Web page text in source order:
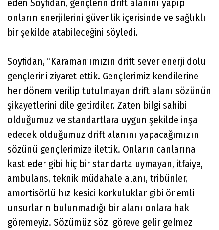
eden Soyfidan, gençlerin drift alanını yapıp
onların enerjilerini güvenlik içerisinde ve sağlıklı
bir şekilde atabileceğini söyledi.
Soyfidan, “Karaman’ımızın drift sever enerji dolu
gençlerini ziyaret ettik. Gençlerimiz kendilerine
her dönem verilip tutulmayan drift alanı sözünün
şikayetlerini dile getirdiler. Zaten bilgi sahibi
olduğumuz ve standartlara uygun şekilde inşa
edecek olduğumuz drift alanını yapacağımızın
sözünü gençlerimize ilettik. Onların canlarına
kast eder gibi hiç bir standarta uymayan, itfaiye,
ambulans, teknik müdahale alanı, tribünler,
amortisörlü hız kesici korkuluklar gibi önemli
unsurların bulunmadığı bir alanı onlara hak
göremeyiz. Sözümüz söz, göreve gelir gelmez